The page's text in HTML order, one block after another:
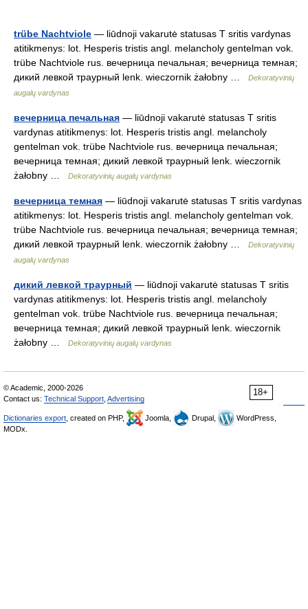
trübe Nachtviole — liūdnoji vakarutė statusas T sritis vardynas
atitikmenys: lot. Hesperis tristis angl. melancholy gentelman vok.
trübe Nachtviole rus. вечерница печальная; вечерница темная;
дикий левкой траурный lenk. wieczornik żałobny …
Dekoratyvinių
augalų vardynas
вечерница печальная — liūdnoji vakarutė statusas T sritis
vardynas atitikmenys: lot. Hesperis tristis angl. melancholy
gentelman vok. trübe Nachtviole rus. вечерница печальная;
вечерница темная; дикий левкой траурный lenk. wieczornik
żałobny …
Dekoratyvinių augalų vardynas
вечерница темная — liūdnoji vakarutė statusas T sritis vardynas
atitikmenys: lot. Hesperis tristis angl. melancholy gentelman vok.
trübe Nachtviole rus. вечерница печальная; вечерница темная;
дикий левкой траурный lenk. wieczornik żałobny …
Dekoratyvinių
augalų vardynas
дикий левкой траурный — liūdnoji vakarutė statusas T sritis
vardynas atitikmenys: lot. Hesperis tristis angl. melancholy
gentelman vok. trübe Nachtviole rus. вечерница печальная;
вечерница темная; дикий левкой траурный lenk. wieczornik
żałobny …
Dekoratyvinių augalų vardynas
18+
© Academic, 2000-2026
Contact us: Technical Support Advertising
Dictionaries export , created on PHP, Joomla, Drupal,
WordPress,
MODx.